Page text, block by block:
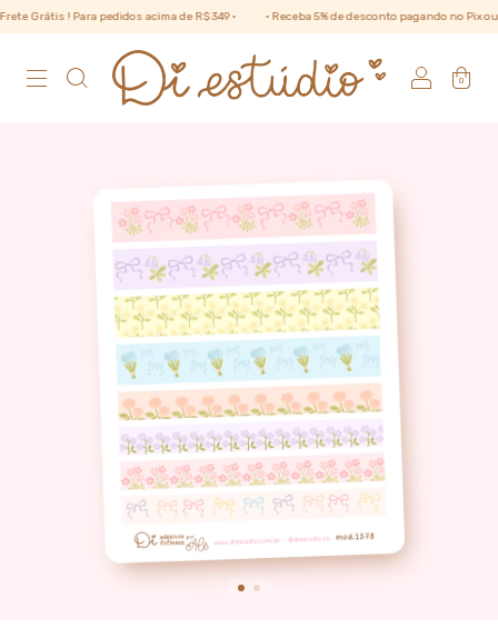
Grátis ! Para pedidos acima de R$ 349 • • Receba 5% de desconto pagando no Pix ou
0